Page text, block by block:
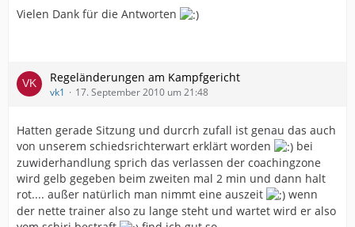
Vielen Dank für die Antworten
Regeländerungen am Kampfgericht
vk1 17. September 2010 um 21:48
Hatten gerade Sitzung und durcrh zufall ist genau das auch
von unserem schiedsrichterwart erklärt worden
bei
zuwiderhandlung sprich das verlassen der coachingzone
wird gelb gegeben beim zweiten mal 2 min und dann halt
rot.... außer natürlich man nimmt eine auszeit
wenn
der nette trainer also zu lange steht und wartet wird er also